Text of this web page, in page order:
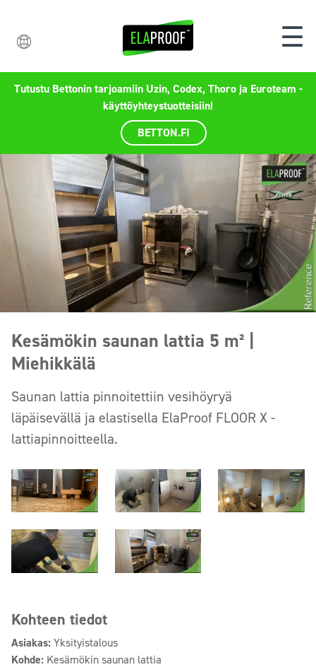
☰
Tutustu Bettonin tarjoamiin Uzin, Codex, Thoro ja Euroteam -
käyttöyhteystuotteisiin!
BETTON.FI
Kesämökin saunan lattia 5 m² |
Miehikkälä
Saunan lattia pinnoitettiin vesihöyryä
läpäisevällä ja elastisella ElaProof FLOOR X -
lattiapinnoitteella.
Kohteen tiedot
Asiakas: Yksityistalous
Kohde: Kesämökin saunan lattia